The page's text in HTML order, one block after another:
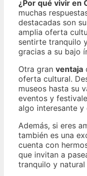
¿Por qué vivir en
muchas
destacadas son
amplia oferta
sentirte tranquilo
gracias a su bajo
Otra gran ventaja
oferta cultural.
museos hasta su
eventos y
algo interesante y
Además, si eres
también es una
cuenta con
que invitan a
tranquilo y